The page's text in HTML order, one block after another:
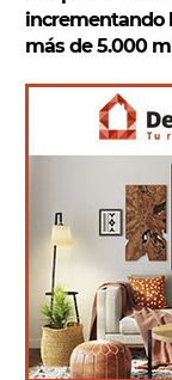
incrementando
más de 5.000